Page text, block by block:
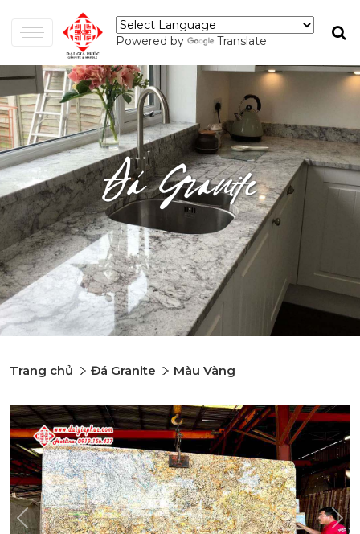
Powered by Translate
Đá Granite
Trang chủ Đá Granite Màu Vàng
Previous